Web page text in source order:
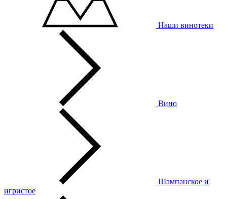
Наши винотеки
Вино
Шампанское и
игристое